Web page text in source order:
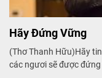
Hãy Đứng Vững
(Thơ Thanh Hữu)Hãy
các ngươi sẽ được